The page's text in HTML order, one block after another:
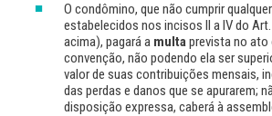
O condômino, que não cumprir
estabelecidos nos incisos II a IV do
acima), pagará a multaprevista no
convenção, não podendo ela ser
valor de suas contribuições mensais,
das perdas e danos que se apurarem;
disposição expressa, caberá à